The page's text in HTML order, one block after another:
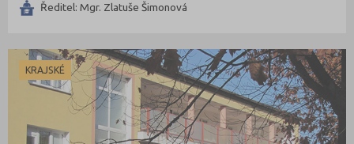
Ředitel: Mgr. Zlatuše Šimonová
KRAJSKÉ